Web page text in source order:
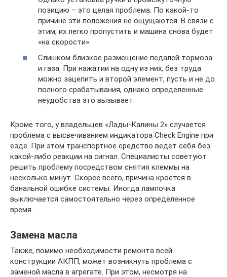
позицию – это целая проблема. По какой-то
причине эти положения не ощущаются. В связи с
этим, их легко пропустить и машина снова будет
«на скорости».
Слишком близкое размещение педалей тормоза
и газа. При нажатии на одну из них, без труда
можно зацепить и второй элемент, пусть и не до
полного срабатывания, однако определенные
неудобства это вызывает.
Кроме того, у владельцев «Лады-Калины 2» случается
проблема с высвечиванием индикатора Check Engine при
езде. При этом транспортное средство ведет себя без
какой-либо реакции на сигнал. Специалисты советуют
решить проблему посредством снятия клеммы на
несколько минут. Скорее всего, причина кроется в
банальной ошибке системы. Иногда лампочка
выключается самостоятельно через определенное
время.
Замена масла
Также, помимо необходимости ремонта всей
конструкции АКПП, может возникнуть проблема с
заменой масла в агрегате. При этом, несмотря на